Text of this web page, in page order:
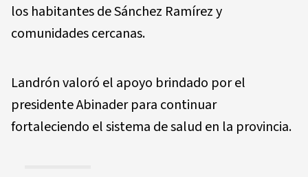
los habitantes de Sánchez Ramírez y
comunidades cercanas.
Landrón valoró el apoyo brindado por el
presidente Abinader para continuar
fortaleciendo el sistema de salud en la provincia.